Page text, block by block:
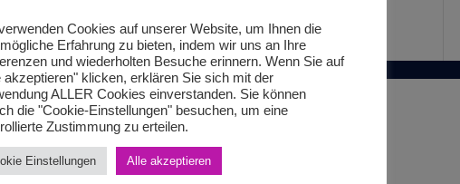
Cookies auf unserer Website, um Ihnen die
Erfahrung zu bieten, indem wir uns an Ihre
und wiederholten Besuche erinnern. Wenn Sie auf
akzeptieren" klicken, erklären Sie sich mit der
ALLER Cookies einverstanden. Sie können
die "Cookie-Einstellungen" besuchen, um eine
Zustimmung zu erteilen.
Einstellungen Alle akzeptieren